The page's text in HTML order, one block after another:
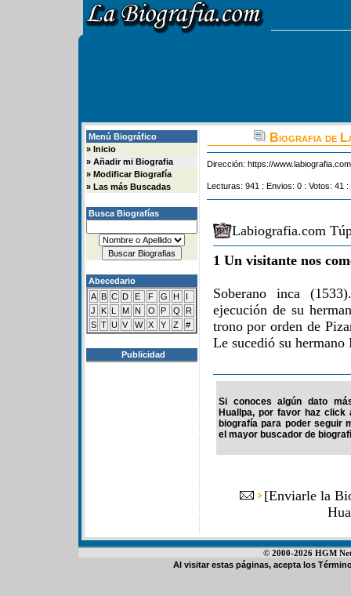
Menú Biográfico
» Inicio
» Añadir mi Biografia
» Modificar Biografía
» Las más Buscadas
Busca Biografías
Abecedario
A B C D E F G H
I
J
K L M N O P Q
R
S T U V W X Y Z #
Publicidad
Biografia de
Dirección: https://
Lecturas: 941 : Envios: 0 : Votos: 41
Labiografia.com
1 Un visitante nos
Soberano inca
ejecución de su
trono por orden de
Le sucedió su hermano
Si conoces algún dato
Huallpa, por favor haz
biografía para poder seguir
el mayor buscador de
[Enviarle la
© 2000-2026 HGM
Al visitar estas páginas, acepta los